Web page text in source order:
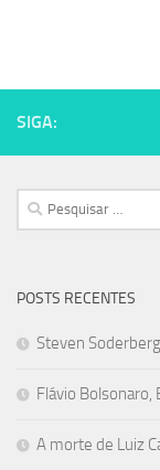
SIGA:
Pesquisar
por:
POSTS RECENTES
Steven
Flávio Bolsonaro,
A morte de Luiz